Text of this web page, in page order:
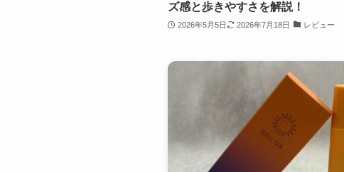
ズ感と歩きやすさを解説！
2026年5月5日 2026年7月18日 レビュー